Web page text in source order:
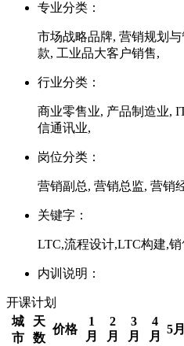
专业分类：
市场战略品牌, 营销规划
款, 工业品大客户销售,
行业分类：
商业零售业, 产品制造业,
信通讯业,
岗位分类：
营销副总, 营销总监, 营销
关键字：
LTC,流程设计,LTC构建,
内训说明：
开课计划
城
市
天
数
价格
1
月
2
月
3
月
4
月
5月